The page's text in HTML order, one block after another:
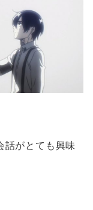
話がとても興味